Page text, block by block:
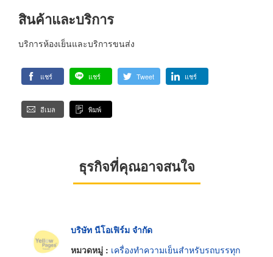
สินค้าและบริการ
บริการห้องเย็นและบริการขนส่ง
แชร์ แชร์ Tweet แชร์
อีเมล พิมพ์
ธุรกิจที่คุณอาจสนใจ
บริษัท นีโอเฟิร์ม จำกัด
หมวดหมู่ : เครื่องทำความเย็นสำหรับรถบรรทุก